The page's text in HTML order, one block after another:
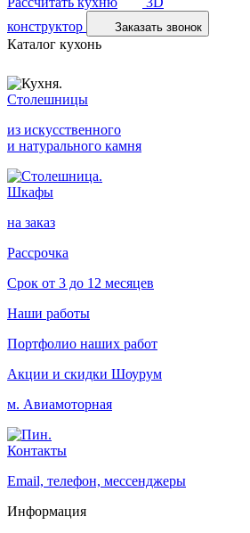
конструктор
Заказать звонок
Каталог кухонь
Столешницы
из искусственного
и натурального камня
Шкафы
на заказ
Рассрочка
Срок от 3 до 12 месяцев
Наши работы
Портфолио наших работ
Акции и скидки Шоурум
м. Авиамоторная
Контакты
Email, телефон, мессенджеры
Информация